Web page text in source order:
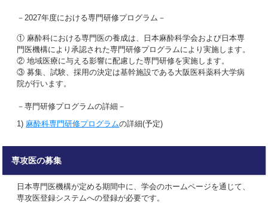
－2027年度における専門研修プログラム－
① 麻酔科における専門医の養成は、日本麻酔科学会および日本専
門医機構により承認された専門研修プログラムにより実施します。
② 地域医療に与える影響に配慮した専門研修を実施します。
③ 募集、試験、採用の決定は基幹施設である大阪医科薬科大学病
院が行います。
－専門研修プログラムの詳細－
1) 麻酔科専門研修プログラムの詳細(予定)
専攻医の募集
日本専門医機構が定める期間中に、学会のホームページを通じて、
専攻医登録システムへの登録が必要です。